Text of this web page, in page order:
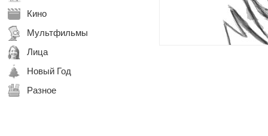
Кино
Мультфильмы
Лица
Новый Год
Разное